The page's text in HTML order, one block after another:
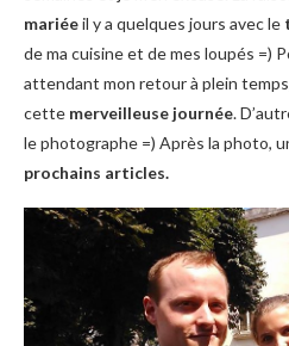
mariéeil y a quelques jours avec le
de ma cuisine et de mes loupés =)
attendant mon retour à plein
cette merveilleuse journée.
le photographe =) Après la photo,
prochains articles.